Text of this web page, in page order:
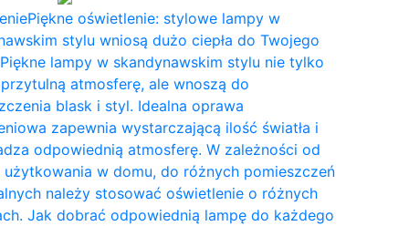
Piękne oświetlenie: stylowe lampy w
stylu wniosą dużo ciepła do Twojego
lampy w skandynawskim stylu nie tylko
atmosferę, ale wnoszą do
blask i styl. Idealna oprawa
zapewnia wystarczającą ilość światła i
odpowiednią atmosferę. W zależności od
użytkowania w domu, do różnych pomieszczeń
należy stosować oświetlenie o różnych
Jak dobrać odpowiednią lampę do każdego